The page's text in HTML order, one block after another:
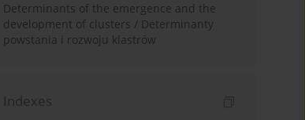
Determinants of the emergence and the
development of clusters / Determinanty
powstania i rozwoju klastrów
Indexes